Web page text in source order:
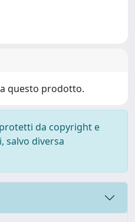
questo prodotto.
da copyright e
salvo diversa